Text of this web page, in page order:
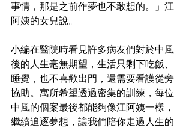
事情，那是之前作夢也不敢想的。」江
阿姨的女兒說。
小編在醫院時看見許多病友們對於中風
後的人生毫無期望，生活只剩下吃飯、
睡覺，也不喜歡出門，還需要看護從旁
協助。寓所希望透過密集的訓練，每位
中風的個案最後都能夠像江阿姨一樣，
繼續追逐夢想，讓我們陪你走過人生的